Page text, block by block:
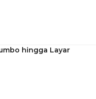
hingga Layar